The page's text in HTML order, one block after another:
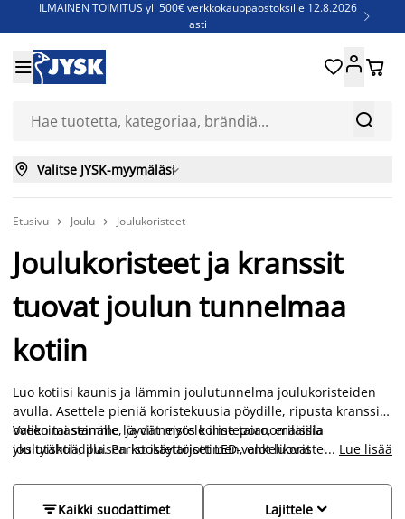
ILMAINEN TOIMITUS yli 500€ verkkokauppaostoksille 12.8.2026
asti

Jenkkisänkyjä - Säästä jopa 60%


 
 Valitse JYSK-myymäläsi
Etusivu  Joulu  Joulukoristeet
Joulukoristeet ja kranssit
tuovat joulun tunnelmaa
kotiin
Luo kotiisi kaunis ja lämmin joulutunnelma joulukoristeiden
avulla. Asettele pieniä koristekuusia pöydille, ripusta kranssi
oveen tai seinälle, ja viimeistele ilme taianomaisilla
yksityiskohdilla. Paristokäyttöiset LED-valot luovat
perinteinen pähkinänsärkijäkoriste tuo kotiin nostalgista
joulun tuntua. Ikkunaan ripustettu upea paperitähti kertoo,
Valikoimastamme löydät myös koristeporo, erilaisia
joulutähtiä, puisen koristetarjottimen, enkelikoristeen,
juhlan arvoisen. Pienillä yksityiskohdilla, kuten kivisellä
joulutähdellä, saat aikaan kokonaisuuden, joka huokuu joulun
... Lue lisää
Kaikki suodattimet 
Lajittele